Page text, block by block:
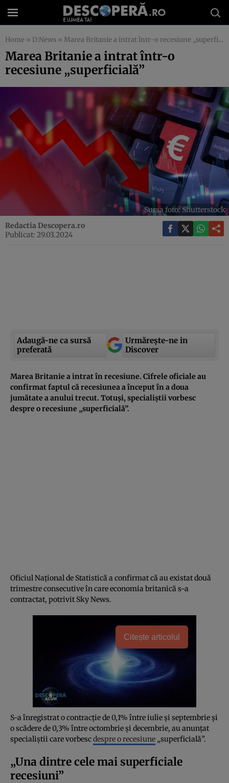
Home » D:News » Marea Britanie a intrat într-o recesiune „superficială”
Marea Britanie a intrat într-o
recesiune „superficială”
Sursa foto: Shutterstock
Redactia Descopera.ro
Publicat: 29.03.2024
Adaugă-ne ca sursă
preferată
Urmărește-ne in
Discover
Marea Britanie a intrat în recesiune. Cifrele oficiale au
confirmat faptul că recesiunea a început în a doua
jumătate a anului trecut. Totuși, specialiștii vorbesc
despre o recesiune „superficială”.
Oficiul Național de Statistică a confirmat că au existat două
trimestre consecutive în care economia britanică s-a
contractat, potrivit Sky News.
Citește articolul
S-a înregistrat o contracție de 0,1% între iulie și septembrie și
o scădere de 0,3% între octombrie și decembrie, au anunțat
specialiștii care vorbescdespre o recesiune „superficială”.
„Una dintre cele mai superficiale
recesiuni”